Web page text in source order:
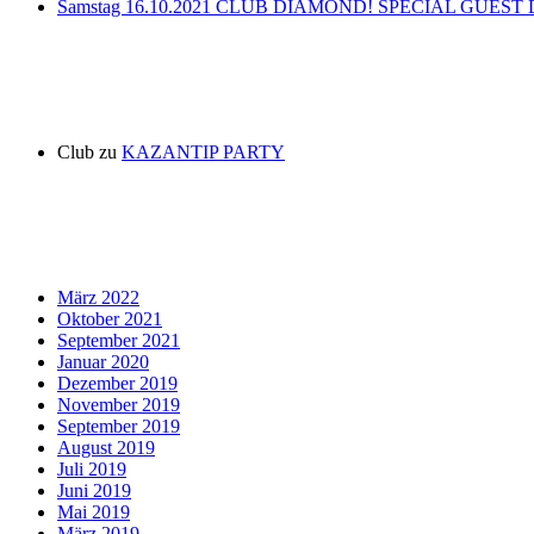
Samstag 16.10.2021 CLUB DIAMOND! SPECIAL GUEST
Club zu KAZANTIP PARTY
März 2022
Oktober 2021
September 2021
Januar 2020
Dezember 2019
November 2019
September 2019
August 2019
Juli 2019
Juni 2019
Mai 2019